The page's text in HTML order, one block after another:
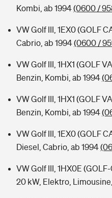
Kombi, ab 1994(0600 /
VW Golf III, 1EX0 (GOLF
Cabrio, ab 1994(0600 /
VW Golf III, 1HX1 (GOLF
Benzin, Kombi, ab 1994
VW Golf III, 1HX1 (GOLF
Benzin, Kombi, ab 1994
VW Golf III, 1EX0 (GOLF
Diesel, Cabrio, ab 1994
VW Golf III, 1HX0E
20 kW, Elektro,